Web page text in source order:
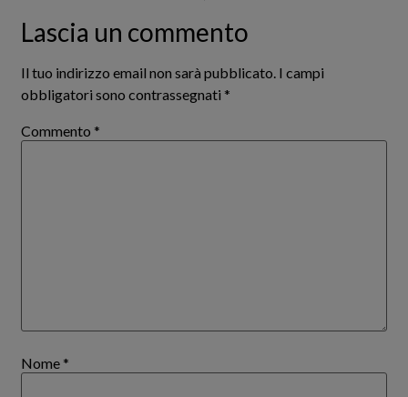
Lascia un commento
Il tuo indirizzo email non sarà pubblicato. I campi
obbligatori sono contrassegnati *
Commento *
Nome *